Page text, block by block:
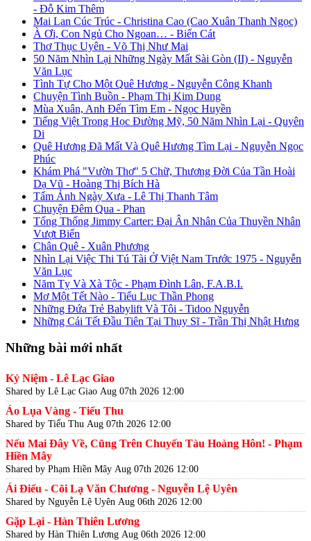
- Đỗ Kim Thêm
Mai Lan Cúc Trúc - Christina Cao (Cao Xuân Thanh Ngọc)
À Ơi, Con Ngủ Cho Ngoan… - Biển Cát
Thơ Thục Uyên - Võ Thị Như Mai
50 Năm Nhìn Lại Những Ngày Mất Sài Gòn (II) - Nguyễn
Văn Lục
Tình Tự Cho Một Quê Hương - Nguyễn Công Khanh
Chuyện Tình Buồn - Phạm Thị Kim Dung
Mùa Xuân, Anh Đến Tìm Em - Ngọc Huyền
Tiếng Việt Trong Học Đường Mỹ, 50 Năm Nhìn Lại - Quyên
Di
Quê Hương Đã Mất Và Quê Hương Tìm Lại - Nguyễn Ngọc
Phúc
Khám Phá "Vườn Thơ" 5 Chữ, Thương Đời Của Tần Hoài
Dạ Vũ - Hoàng Thị Bích Hà
Tấm Ảnh Ngày Xưa - Lê Thị Thanh Tâm
Chuyện Đêm Qua - Phan
Tổng Thống Jimmy Carter: Đại Ân Nhân Của Thuyền Nhân
Vượt Biển
Chân Quê - Xuân Phương
Nhìn Lại Việc Thi Tú Tài Ở Việt Nam Trước 1975 - Nguyễn
Văn Lục
Năm Tỵ Và Xà Tộc - Phạm Đình Lân, F.A.B.I.
Mơ Một Tết Nào - Tiểu Lục Thần Phong
Những Đứa Trẻ Babylift Và Tôi - Tidoo Nguyễn
Những Cái Tết Đầu Tiên Tại Thụy Sĩ - Trần Thị Nhật Hưng
Những bài mới nhất
Kỷ Niệm - Lê Lạc Giao
Shared by Lê Lạc Giao Aug 07th 2026 12:00
Áo Lụa Vàng - Tiểu Thu
Shared by Tiểu Thu Aug 07th 2026 12:00
Nếu Mai Đây Về, Cũng Trên Chuyến Tàu Hoàng Hôn! - Phạm
Hiền Mây
Shared by Phạm Hiền Mây Aug 07th 2026 12:00
Ái Điểu - Cõi Lạ Văn Chương - Nguyễn Lệ Uyên
Shared by Nguyễn Lệ Uyên Aug 06th 2026 12:00
Gặp Lại - Hàn Thiên Lương
Shared by Hàn Thiên Lương Aug 06th 2026 12:00